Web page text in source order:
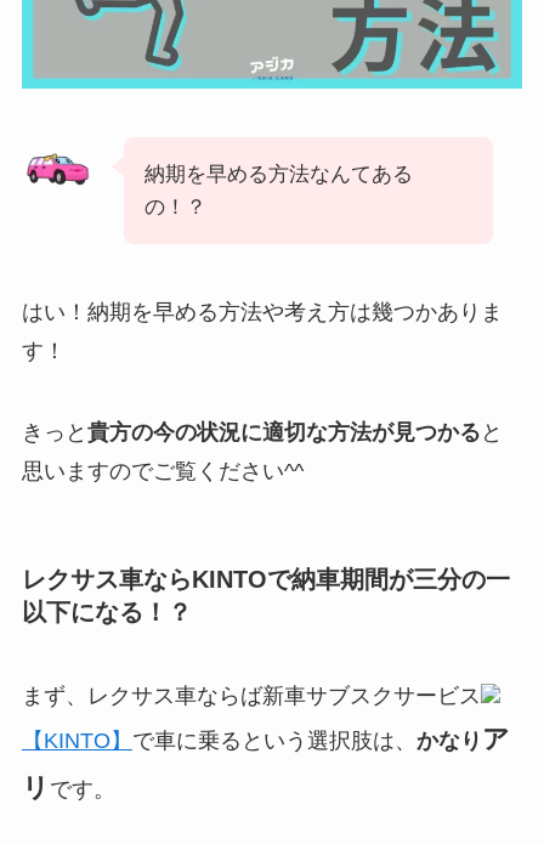
納期を早める方法なんてある
の！？
はい！納期を早める方法や考え方は幾つかありま
す！
きっと 貴方の今の状況に適切な方法が見つかる と
思いますのでご覧ください^^
レクサス車ならKINTOで納車期間が三分の一
以下になる！？
まず、レクサス車ならば新車サブスクサービス
【KINTO】 で車に乗るという選択肢は、 かなり ア
リ です。